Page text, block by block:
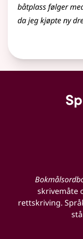
båtplass følger
da jeg kjøpte ny
skrivemåte
rettskriving.